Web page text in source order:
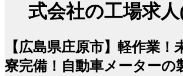
式会社の工場求人
【広島県庄原市】軽作業！
寮完備！自動車メーターの